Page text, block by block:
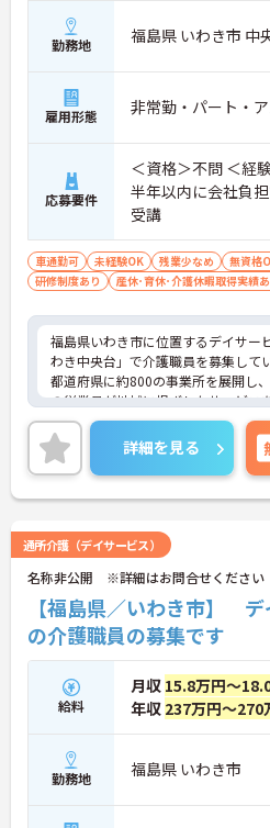
勤務地 福島県 いわき市 中
雇用形態 非常勤・パート・
応募要件
＜資格＞不問 ＜経
半年以内に会社負
受講
車通勤可 未経験OK 残業少なめ 無資格
研修制度あり
産休･育休･介護休暇取得実績
福島県いわき市に位置するデイサー
わき中央台」で介護職員を募集して
都道府県に約800の事業所を展開し
の従業員が地域に根ざしたサービス
す（2025年3月時点）。介護系の資
方もチャレンジいただけます♪充実
制と教育制度が整っており、経験を
を目指すことも可能です。職場はチ
視し、他職種との連携もスムーズ。
すい環境です。子育て中の方や、ラ
合わせた働き方を希望する方に最適
ある方には、面接対策ポイントなど
お話ししますのでお気軽にご相談く
詳細を見る
通所介護（デイサービス）
名称非公開 ※詳細はお問合せください
【福島県／いわき市】
の介護職員の募集です
給料
月収 15.8万円～
年収 237万円～270
勤務地 福島県 いわき市